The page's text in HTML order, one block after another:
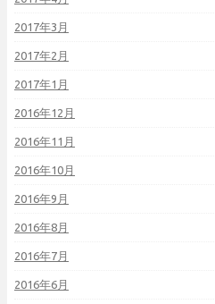
2017年3月
2017年2月
2017年1月
2016年12月
2016年11月
2016年10月
2016年9月
2016年8月
2016年7月
2016年6月